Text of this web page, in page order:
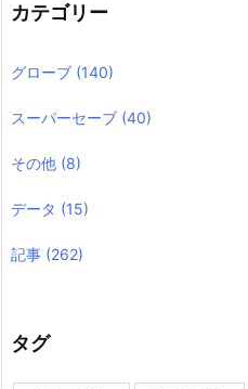
カテゴリー
グローブ (140)
スーパーセーブ (40)
その他 (8)
データ (15)
記事 (262)
タグ